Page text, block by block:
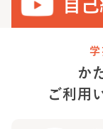
自
トレーニングの
初心者の方でも
どんな悩みでも
ぜひ、かたぎり
学
か
ご利用